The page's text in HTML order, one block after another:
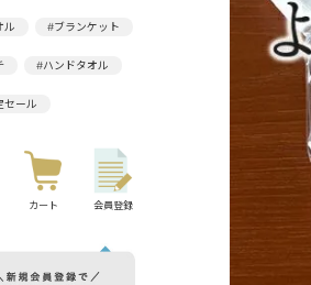
ル #ブランケット
#ハンドタオル
セール
カート 会員登録